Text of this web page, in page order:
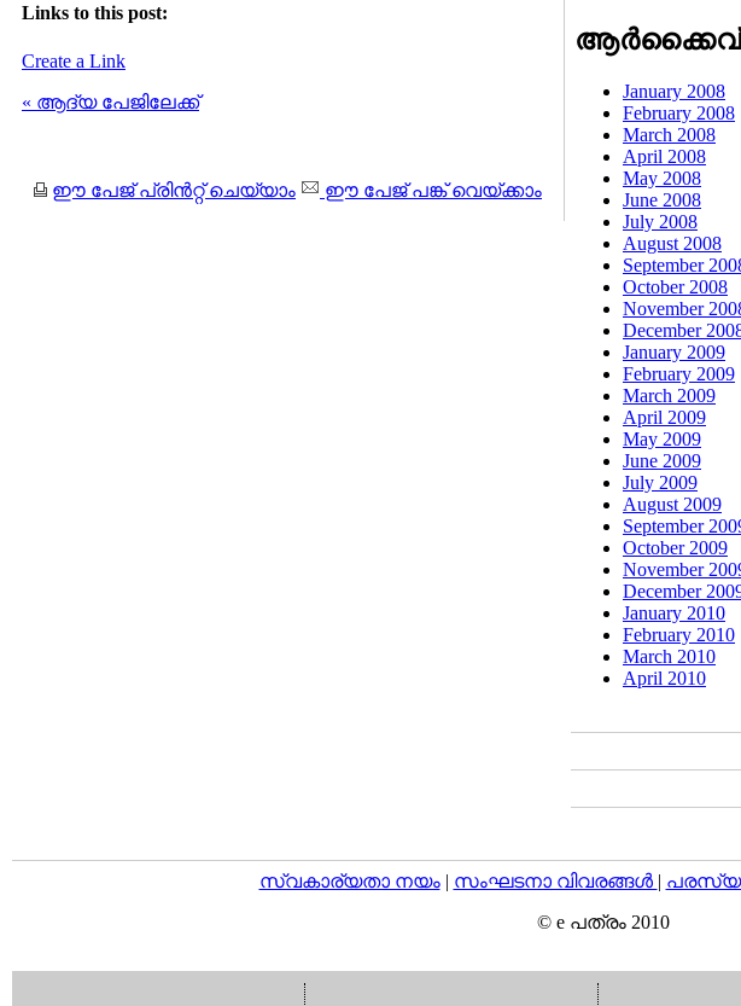
Links to this post:
Create a Link
« ആദ്യ പേജിലേക്ക്
ഈ പേജ് പ്രിന്‍റ്റ് ചെയ്യാം ഈ പേജ് പങ്ക് വെയ്ക്കാം
January 2008
February 2008
March 2008
April 2008
May 2008
June 2008
July 2008
August 2008
September
October 2008
November
December
January 2009
February 2009
March 2009
April 2009
May 2009
June 2009
July 2009
August 2009
September
October 2009
November
December
January 2010
February 2010
March 2010
April 2010
സ്വകാര്യതാ നയം| സംഘടനാ വിവരങ്ങള്‍ | പരസ്യ
© e പത്രം 2010